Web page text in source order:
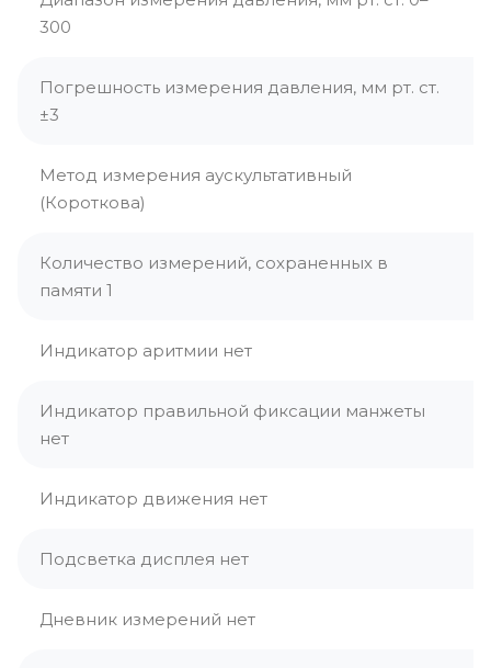
300
Погрешность измерения давления, мм рт. ст.
±3
Метод измерения аускультативный
(Короткова)
Количество измерений, сохраненных в
памяти 1
Индикатор аритмии нет
Индикатор правильной фиксации манжеты
нет
Индикатор движения нет
Подсветка дисплея нет
Дневник измерений нет